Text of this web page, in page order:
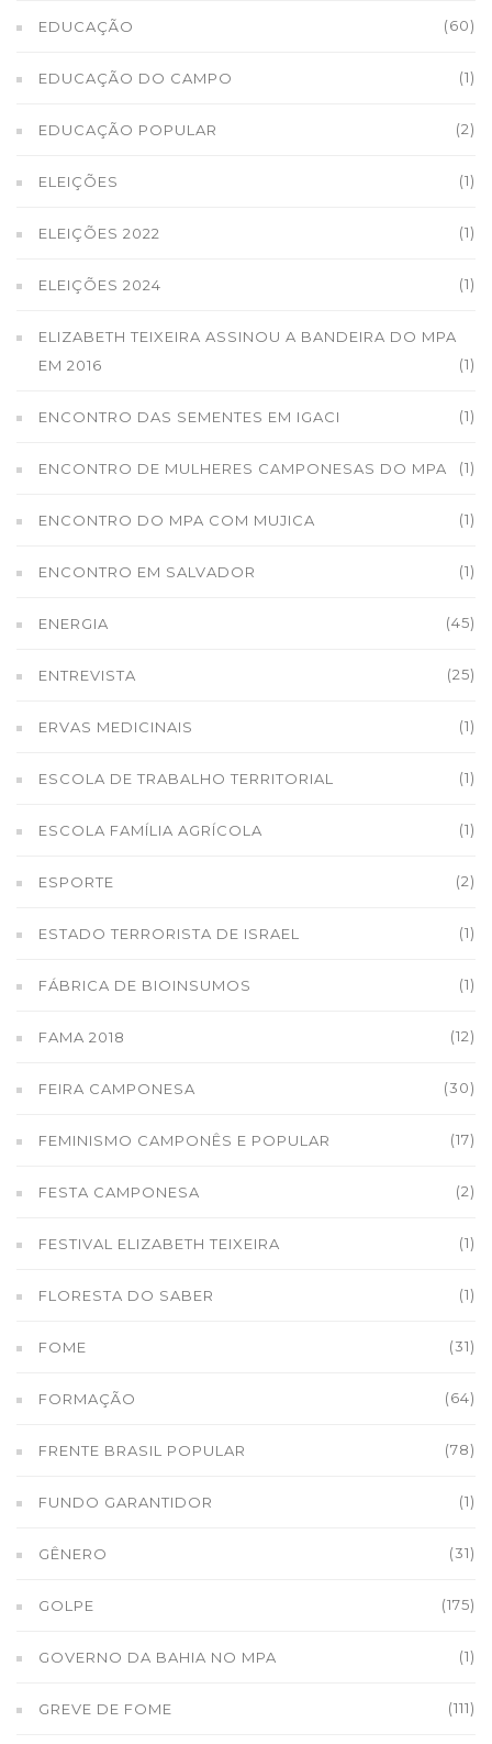
EDUCAÇÃO (60)
EDUCAÇÃO DO CAMPO (1)
EDUCAÇÃO POPULAR (2)
ELEIÇÕES (1)
ELEIÇÕES 2022 (1)
ELEIÇÕES 2024 (1)
ELIZABETH TEIXEIRA ASSINOU A BANDEIRA DO MPA
EM 2016
(1)
ENCONTRO DAS SEMENTES EM IGACI (1)
ENCONTRO DE MULHERES CAMPONESAS DO MPA (1)
ENCONTRO DO MPA COM MUJICA (1)
ENCONTRO EM SALVADOR (1)
ENERGIA (45)
ENTREVISTA (25)
ERVAS MEDICINAIS (1)
ESCOLA DE TRABALHO TERRITORIAL (1)
ESCOLA FAMÍLIA AGRÍCOLA (1)
ESPORTE (2)
ESTADO TERRORISTA DE ISRAEL (1)
FÁBRICA DE BIOINSUMOS (1)
FAMA 2018 (12)
FEIRA CAMPONESA (30)
FEMINISMO CAMPONÊS E POPULAR (17)
FESTA CAMPONESA (2)
FESTIVAL ELIZABETH TEIXEIRA (1)
FLORESTA DO SABER (1)
FOME (31)
FORMAÇÃO (64)
FRENTE BRASIL POPULAR (78)
FUNDO GARANTIDOR (1)
GÊNERO (31)
GOLPE (175)
GOVERNO DA BAHIA NO MPA (1)
GREVE DE FOME (111)